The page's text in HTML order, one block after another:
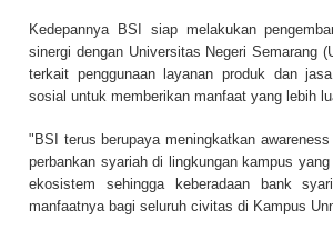
Kedepannya BSI siap melakukan
sinergi dengan Universitas Negeri Semarang
terkait penggunaan layanan produk dan
sosial untuk memberikan manfaat yang lebih
"BSI terus berupaya meningkatkan
perbankan syariah di lingkungan kampus
ekosistem sehingga keberadaan bank
manfaatnya bagi seluruh civitas di Kampus